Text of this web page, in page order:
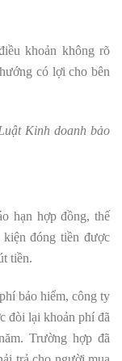
khoản không rõ
có lợi cho bên
Kinh doanh bảo
hạn hợp đồng, thế
đóng tiền được
tiền.
bảo hiểm, công ty
đòi lại khoản phí đã
Trường hợp đã